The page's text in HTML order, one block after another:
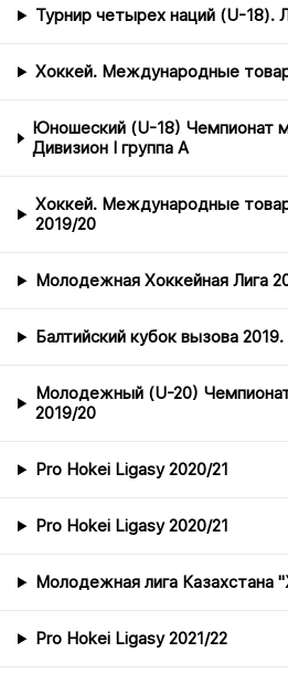
Турнир четырех наций (U-18).
Хоккей. Международные
Юношеский (U-18) Чемпионат
Дивизион I группа А
Хоккей. Международные
2019/20
Молодежная Хоккейная Лига
Балтийский кубок вызова
Молодежный (U-20)
2019/20
Pro Hokei Ligasy 2020/21
Pro Hokei Ligasy 2020/21
Молодежная лига Казахстана
Pro Hokei Ligasy 2021/22